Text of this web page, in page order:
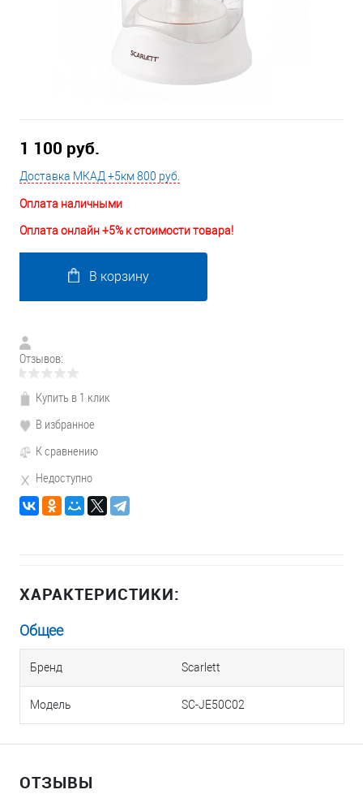
1 100 руб.
Доставка МКАД +5км 800 руб.
Оплата наличными
Оплата онлайн +5% к стоимости товара!
В корзину
Отзывов:
Купить в 1 клик
В избранное
К сравнению
Недоступно
ХАРАКТЕРИСТИКИ:
Общее
Бренд Scarlett
Модель SC-JE50C02
ОТЗЫВЫ